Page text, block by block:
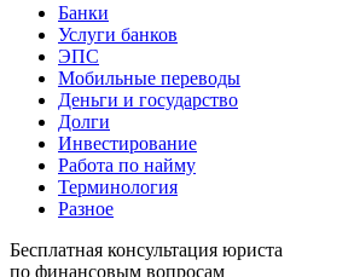
Банки
Услуги банков
ЭПС
Мобильные переводы
Деньги и государство
Долги
Инвестирование
Работа по найму
Терминология
Разное
Бесплатная консультация юриста
по финансовым вопросам